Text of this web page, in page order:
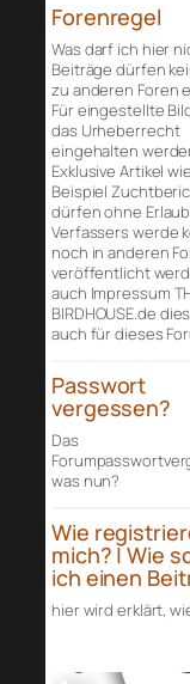
Forenregel
Was darf ich hier
Beiträge dürfen
zu anderen Foren
Für eingestellte
das Urheberrecht
eingehalten
Exklusive Artikel
Beispiel
dürfen ohne
Verfassers werde
noch in anderen
veröffentlicht
auch Impressum
BIRDHOUSE.de
auch für dieses
Passwort
vergessen?
Das
was nun?
Wie
mich? | Wie
ich einen
hier wird erklärt,